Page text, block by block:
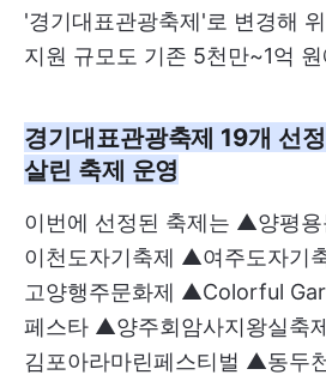
'경기대표관광축제'로 변경해
지원 규모도 기존 5천만~1억
경기대표관광축제 19개 선
살린 축제 운영
이번에 선정된 축제는 ▲양평
이천도자기축제 ▲여주도자기
고양행주문화제 ▲Colorful
페스타 ▲양주회암사지왕실축
김포아라마린페스티벌 ▲동두